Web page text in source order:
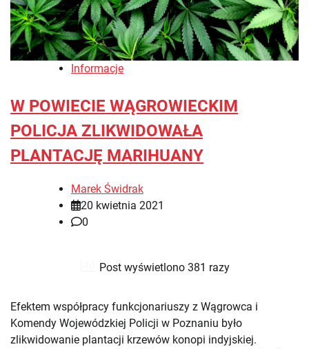
Informacje
W POWIECIE WĄGROWIECKIM
POLICJA ZLIKWIDOWAŁA
PLANTACJĘ MARIHUANY
Marek Świdrak
20 kwietnia 2021
0
Post wyświetlono 381 razy
Efektem współpracy funkcjonariuszy z Wągrowca i
Komendy Wojewódzkiej Policji w Poznaniu było
zlikwidowanie plantacji krzewów konopi indyjskiej.